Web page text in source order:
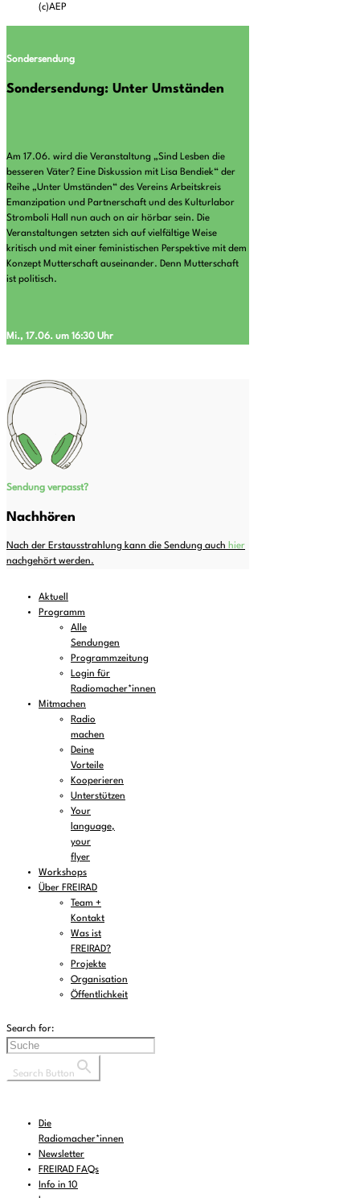
(c)AEP
Sondersendung
Sondersendung: Unter Umständen
Am 17.06. wird die Veranstaltung „Sind Lesben die
besseren Väter? Eine Diskussion mit Lisa Bendiek“ der
Reihe „Unter Umständen“ des Vereins Arbeitskreis
Emanzipation und Partnerschaft und des Kulturlabor
Stromboli Hall nun auch on air hörbar sein. Die
Veranstaltungen setzten sich auf vielfältige Weise
kritisch und mit einer feministischen Perspektive mit dem
Konzept Mutterschaft auseinander. Denn Mutterschaft
ist politisch.
Mi., 17.06. um 16:30 Uhr
Sendung verpasst?
Nachhören
Nach der Erstausstrahlung kann die Sendung auch hier
nachgehört werden.
Aktuell
Programm
Alle
Sendungen
Programmzeitung
Login für
Radiomacher*innen
Mitmachen
Radio
machen
Deine
Vorteile
Kooperieren
Unterstützen
Your
language,
your
flyer
Workshops
Über FREIRAD
Team +
Kontakt
Was ist
FREIRAD?
Projekte
Organisation
Öffentlichkeit
Search for:
Search Button
Die
Radiomacher*innen
Newsletter
FREIRAD FAQs
Info in 10